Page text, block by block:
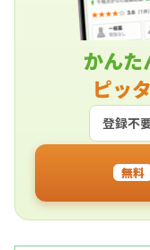
かんた
ピッ
登録不
無料